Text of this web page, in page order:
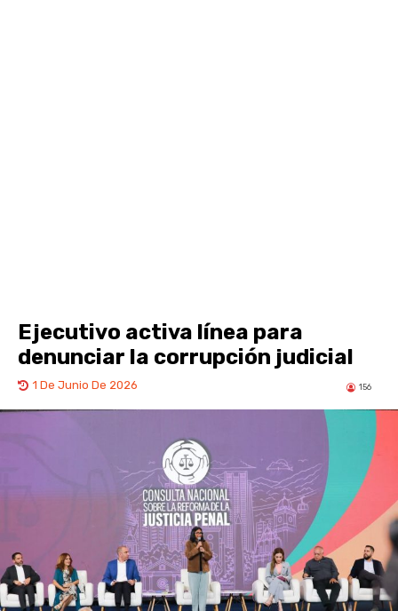
Ejecutivo activa línea para
denunciar la corrupción judicial
1 De Junio De 2026 156